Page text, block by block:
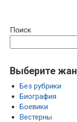
Поиск
Выберите
Без рубрики
Биография
Боевики
Вестерны